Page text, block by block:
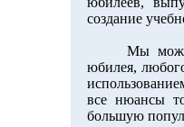
создание
Мы можем
юбилея,
все нюансы
большую